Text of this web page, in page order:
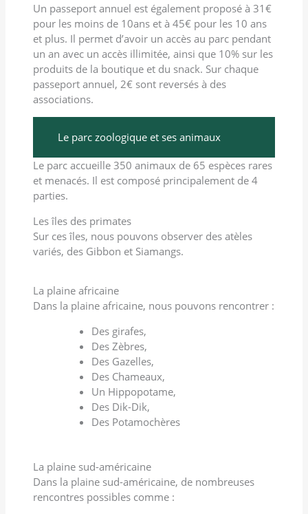
Un passeport annuel est également proposé à 31€
pour les moins de 10ans et à 45€ pour les 10 ans
et plus. Il permet d’avoir un accès au parc pendant
un an avec un accès illimitée, ainsi que 10% sur les
produits de la boutique et du snack. Sur chaque
passeport annuel, 2€ sont reversés à des
associations.
Le parc zoologique et ses animaux
Le parc accueille 350 animaux de 65 espèces rares
et menacés. Il est composé principalement de 4
parties.
Les îles des primates
Sur ces îles, nous pouvons observer des atèles
variés, des Gibbon et Siamangs.
La plaine africaine
Dans la plaine africaine, nous pouvons rencontrer :
Des girafes,
Des Zèbres,
Des Gazelles,
Des Chameaux,
Un Hippopotame,
Des Dik-Dik,
Des Potamochères
La plaine sud-américaine
Dans la plaine sud-américaine, de nombreuses
rencontres possibles comme :